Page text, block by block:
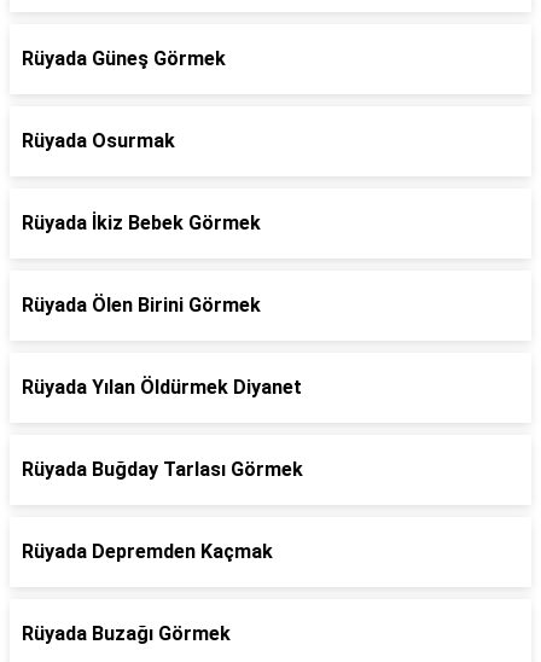
Rüyada Güneş Görmek
Rüyada Osurmak
Rüyada İkiz Bebek Görmek
Rüyada Ölen Birini Görmek
Rüyada Yılan Öldürmek Diyanet
Rüyada Buğday Tarlası Görmek
Rüyada Depremden Kaçmak
Rüyada Buzağı Görmek